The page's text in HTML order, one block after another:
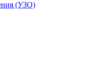
(УЗО)